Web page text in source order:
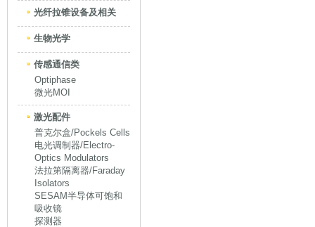
光纤拉锥设备及相关
生物光学
传感通信类
Optiphase
微光MOI
激光配件
普克尔盒/Pockels Cells
电光调制器/Electro-
Optics Modulators
法拉第隔离器/Faraday
Isolators
SESAM半导体可饱和
吸收镜
探测器